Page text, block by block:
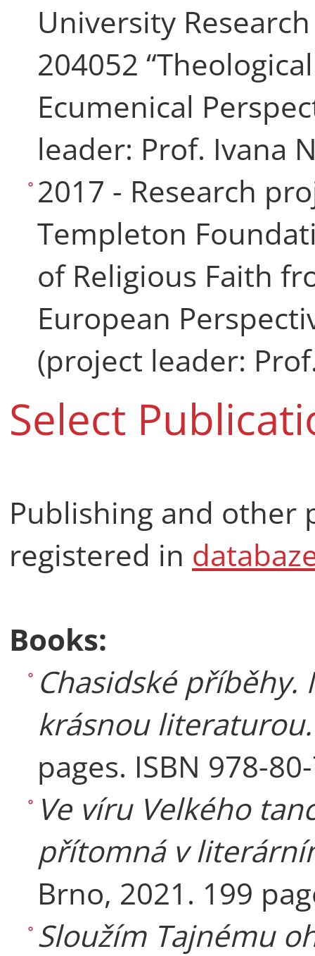
University
204052
Ecumenical
leader: Prof. Ivana
2017 - Research
Templeton
of Religious Faith
European
(project leader:
Select
Publishing and other
registered in
Books:
Chasidské
krásnou literaturou.
pages. ISBN 978-
Ve víru Velkého
přítomná v
Brno, 2021. 199
Sloužím Tajnému